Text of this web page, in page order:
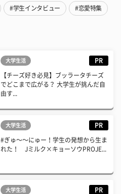
#学生インタビュー #恋愛特集
大学生活 PR
【チーズ好き必見】ブッラータチーズ
でどこまで広がる？ 大学生が挑んだ自
由す...
大学生活 PR
#ぎゅ〜〜にゅー！学生の発想から生ま
れた！ Jミルク×キョーソウPROJE...
大学生活 PR